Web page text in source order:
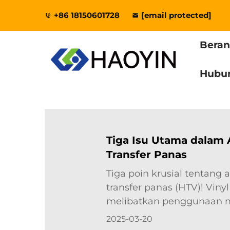
+86 18150601728 [email protected]
Tiga Isu Utama dalam
Transfer Panas
Tiga poin krusial tentang
transfer panas (HTV)!
melibatkan penggunaan
untuk menerapkan
2025-03-20